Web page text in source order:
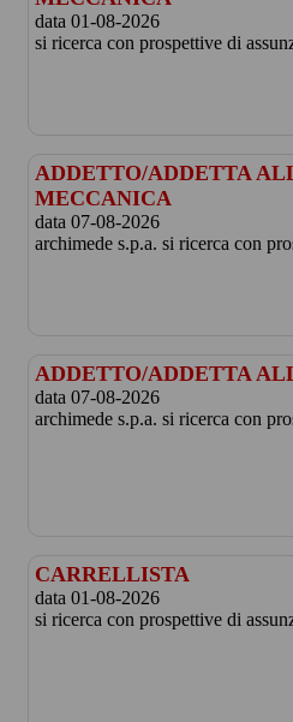
data 01-08-2026
si ricerca con prospettive di
ADDETTO/ADDETTA
MECCANICA
data 07-08-2026
archimede s.p.a. si ricerca con
ADDETTO/ADDETTA
data 07-08-2026
archimede s.p.a. si ricerca con
CARRELLISTA
data 01-08-2026
si ricerca con prospettive di